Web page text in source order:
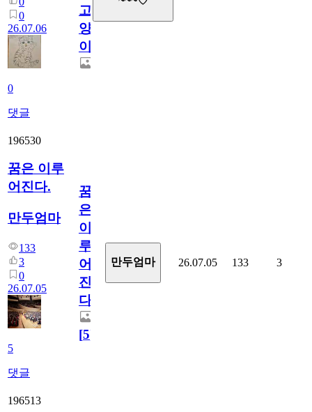
0
26.07.06
0
댓글
고
양
이
196530
꿈은 이루
어진다.
만두엄마
133
3
0
26.07.05
5
댓글
꿈
은
이
루
어
진
다.
[5]
만두엄마 26.07.05 133 3
196513